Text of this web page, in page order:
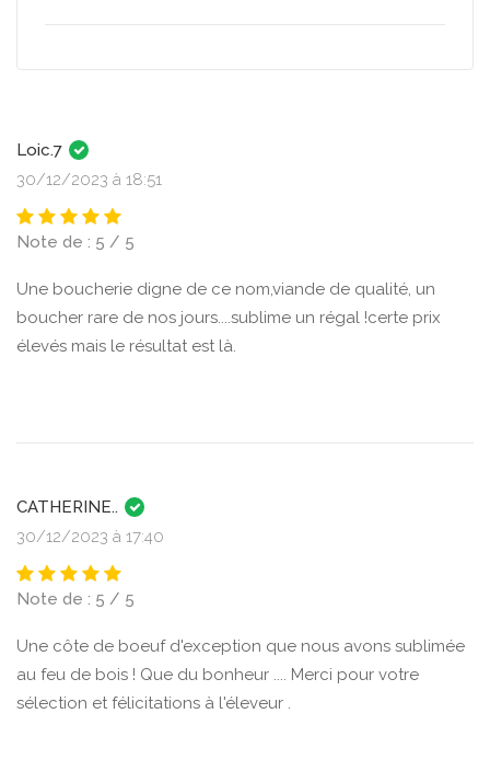
Loic.7
30/12/2023 à 18:51
Note de : 5 / 5
Une boucherie digne de ce nom,viande de qualité, un
boucher rare de nos jours....sublime un régal !certe prix
élevés mais le résultat est là.
CATHERINE..
30/12/2023 à 17:40
Note de : 5 / 5
Une côte de boeuf d'exception que nous avons sublimée
au feu de bois ! Que du bonheur .... Merci pour votre
sélection et félicitations à l'éleveur .